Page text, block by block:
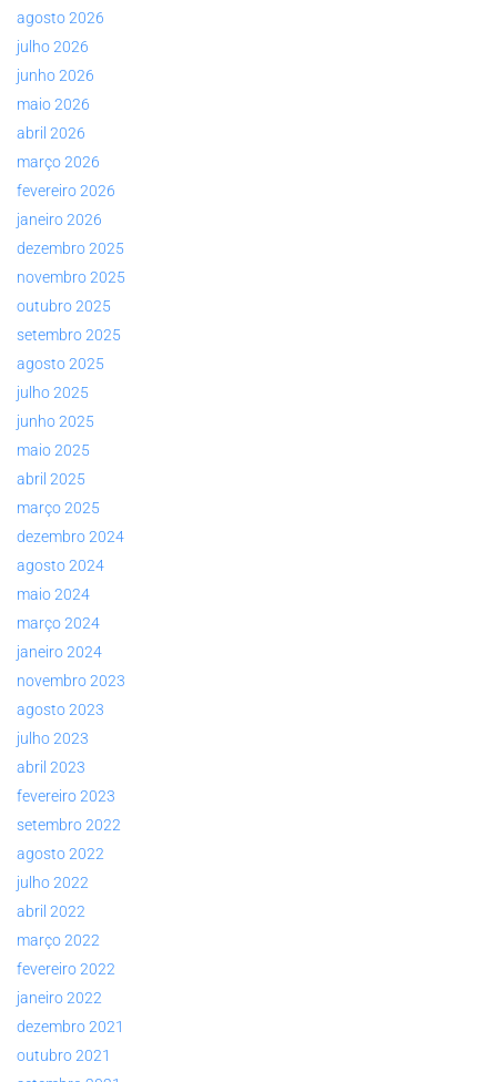
agosto 2026
julho 2026
junho 2026
maio 2026
abril 2026
março 2026
fevereiro 2026
janeiro 2026
dezembro 2025
novembro 2025
outubro 2025
setembro 2025
agosto 2025
julho 2025
junho 2025
maio 2025
abril 2025
março 2025
dezembro 2024
agosto 2024
maio 2024
março 2024
janeiro 2024
novembro 2023
agosto 2023
julho 2023
abril 2023
fevereiro 2023
setembro 2022
agosto 2022
julho 2022
abril 2022
março 2022
fevereiro 2022
janeiro 2022
dezembro 2021
outubro 2021